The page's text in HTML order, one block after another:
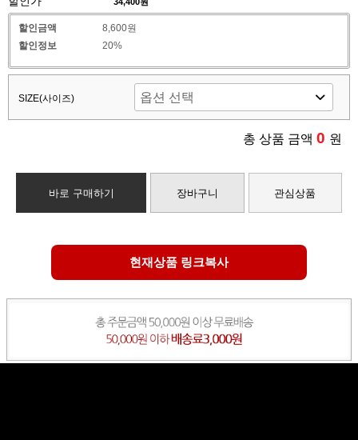
할인금액
8,600원
할인정보
20%
SIZE(사이즈)
총 상품 금액 0 원
바로 구매하기 장바구니 관심상품
현재상품 링크복사